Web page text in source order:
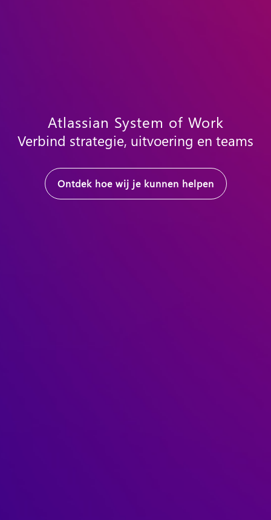
Atlassian System of Work
Verbind strategie, uitvoering en teams
Ontdek hoe wij je kunnen helpen